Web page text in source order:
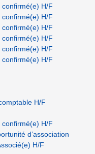
H/F
H/F
H/F
H/F
H/F
H/F
H/F
H/F
d’association
H/F